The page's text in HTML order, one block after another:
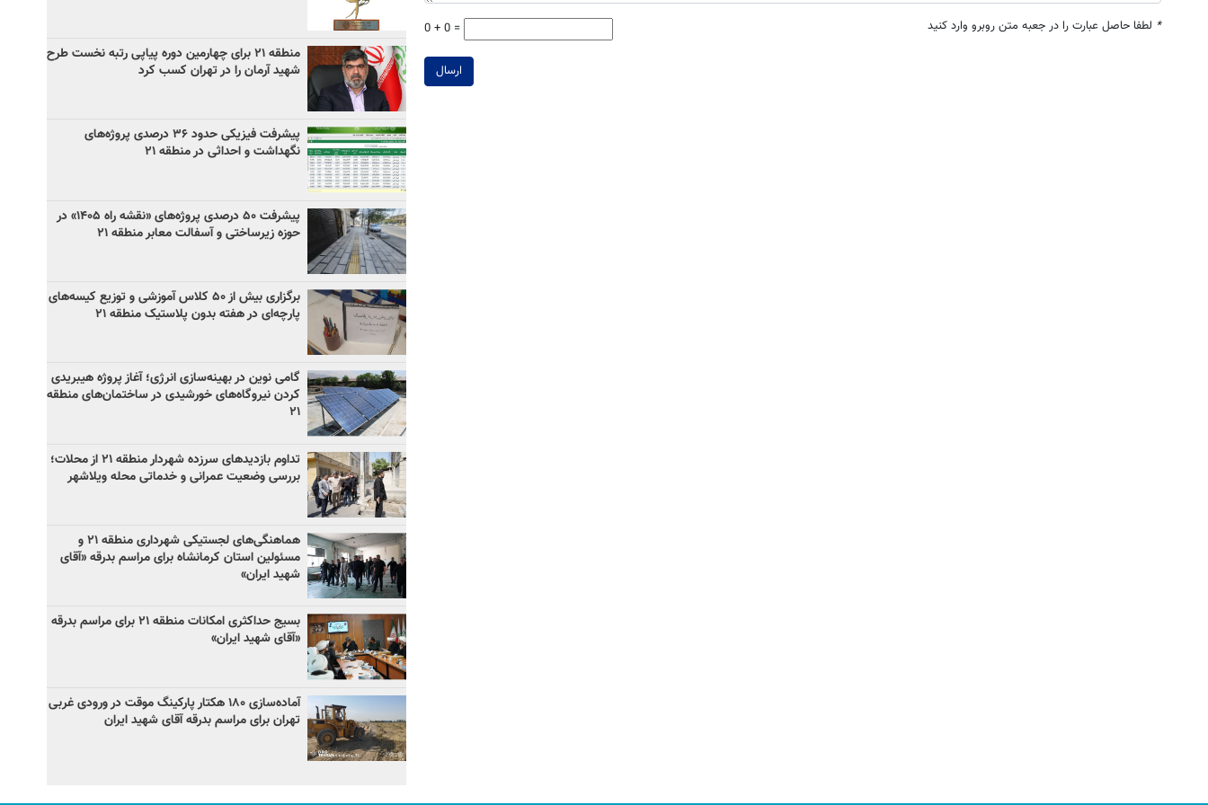
* لطفا حاصل عبارت را در جعبه متن روبرو وارد کنید 0 + 0 =
ارسال
منطقه ۲۱ برای چهارمین دوره پیاپی رتبه نخست طرح
شهید آرمان را در تهران کسب کرد
پیشرفت فیزیکی حدود ۳۶ درصدی پروژه‌های
نگهداشت و احداثی در منطقه ۲۱
پیشرفت ۵۰ درصدی پروژه‌های «نقشه راه ۱۴۰۵» در
حوزه زیرساختی و آسفالت معابر منطقه ۲۱
برگزاری بیش از ۵۰ کلاس آموزشی و توزیع کیسه‌های
پارچه‌ای در هفته بدون پلاستیک منطقه ۲۱
گامی نوین در بهینه‌سازی انرژی؛ آغاز پروژه هیبریدی
کردن نیروگاه‌های خورشیدی در ساختمان‌های منطقه
۲۱
تداوم بازدیدهای سرزده شهردار منطقه ۲۱ از محلات؛
بررسی وضعیت عمرانی و خدماتی محله ویلاشهر
هماهنگی‌های لجستیکی شهرداری منطقه ۲۱ و
مسئولین استان کرمانشاه برای مراسم بدرقه «آقای
شهید ایران»
بسیج حداکثری امکانات منطقه ۲۱ برای مراسم بدرقه
«آقای شهید ایران»
آماده‌سازی ۱۸۰ هکتار پارکینگ موقت در ورودی غربی
تهران برای مراسم بدرقه آقای شهید ایران